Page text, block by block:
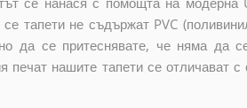
тапети не съдържат PVC
да се притеснявате, че няма да
печат нашите тапети се отличават